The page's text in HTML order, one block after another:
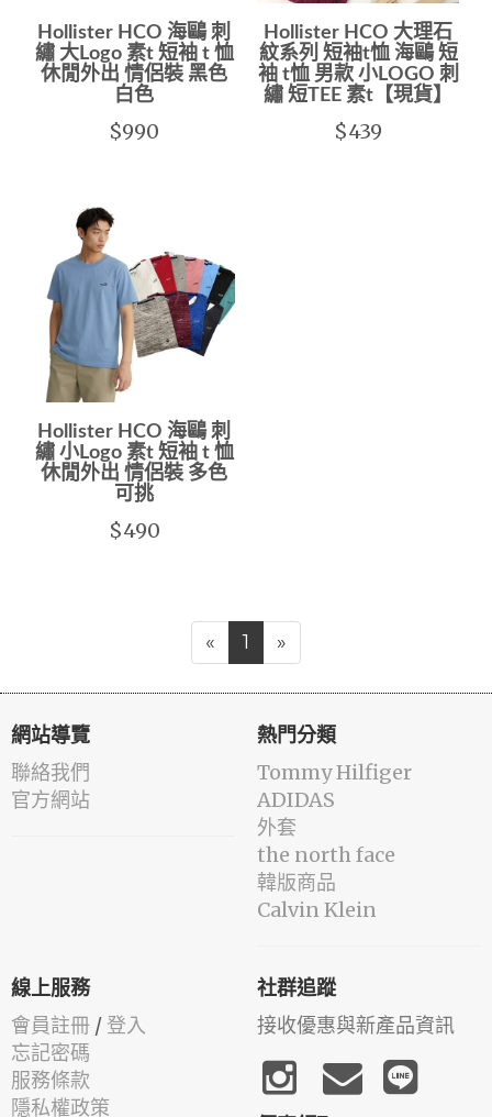
Hollister HCO 海鷗 刺
繡 大Logo 素t 短袖 t 恤
休閒外出 情侶裝 黑色
白色
$990
Hollister HCO 大理石
紋系列 短袖t恤 海鷗 短
袖 t恤 男款 小LOGO 刺
繡 短TEE 素t【現貨】
$439
Hollister HCO 海鷗 刺
繡 小Logo 素t 短袖 t 恤
休閒外出 情侶裝 多色
可挑
$490
« 1 »
網站導覽
聯絡我們
官方網站
熱門分類
Tommy Hilfiger
ADIDAS
外套
the north face
韓版商品
Calvin Klein
線上服務
會員註冊 / 登入
忘記密碼
服務條款
隱私權政策
社群追蹤
接收優惠與新產品資訊